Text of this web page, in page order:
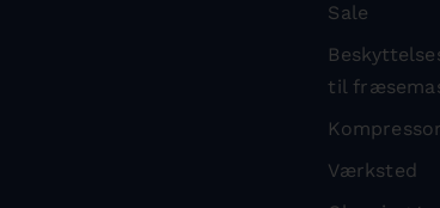
Sale
til
Kompressor
Værksted